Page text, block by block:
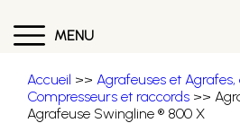
MENU
Accueil >> Agrafeuses et Agrafes,
Compresseurs et raccords >>
Agrafeuse Swingline ® 800 X